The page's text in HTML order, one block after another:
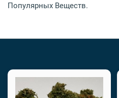
Популярных Веществ.